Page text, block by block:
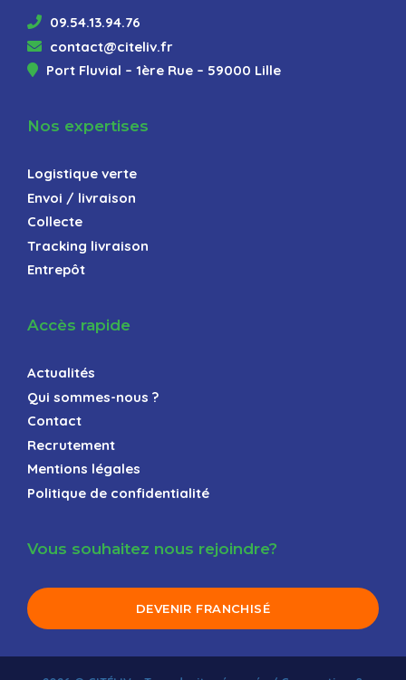
09.54.13.94.76
contact@citeliv.fr
Port Fluvial – 1ère Rue – 59000 Lille
Nos expertises
Logistique verte
Envoi / livraison
Collecte
Tracking livraison
Entrepôt
Accès rapide
Actualités
Qui sommes-nous ?
Contact
Recrutement
Mentions légales
Politique de confidentialité
Vous souhaitez nous rejoindre?
DEVENIR FRANCHISÉ